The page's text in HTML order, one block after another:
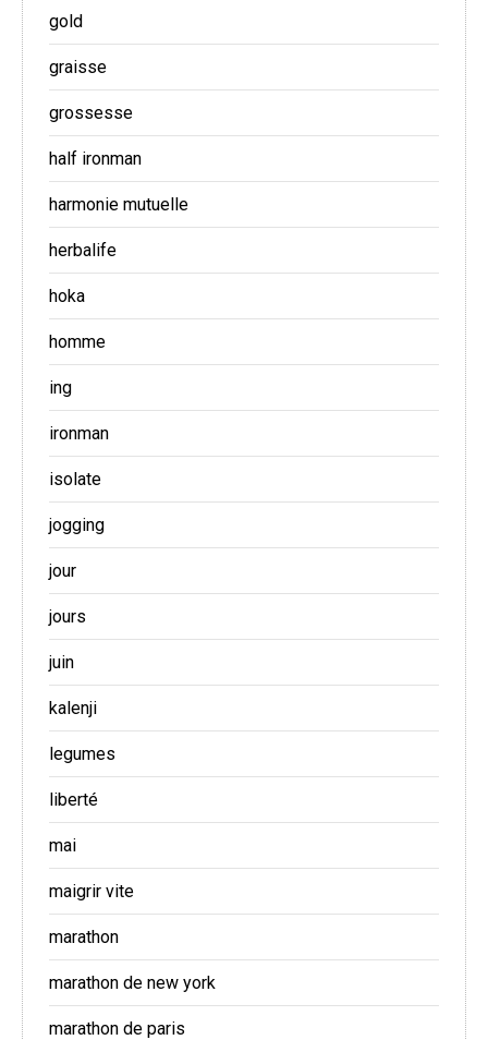
gold
graisse
grossesse
half ironman
harmonie mutuelle
herbalife
hoka
homme
ing
ironman
isolate
jogging
jour
jours
juin
kalenji
legumes
liberté
mai
maigrir vite
marathon
marathon de new york
marathon de paris